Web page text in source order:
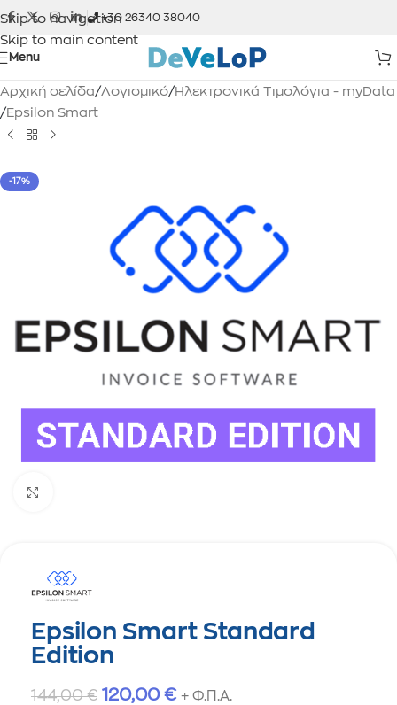
Skip to navigation
Skip to main content
+30 26340 38040
Menu
Αρχική σελίδα/Λογισμικό/Ηλεκτρονικά Τιμολόγια - myData
/Epsilon Smart
-17%
Epsilon Smart Standard
Edition
144,00€ 120,00 € + Φ.Π.Α.